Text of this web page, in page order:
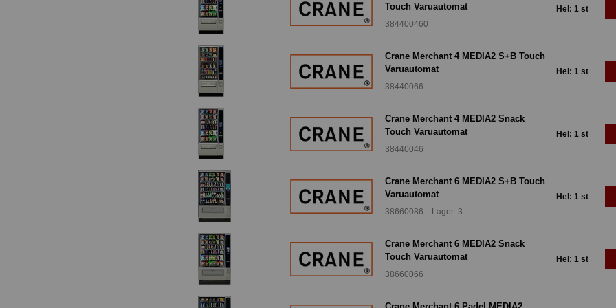
Touch Varuautomat
384400460
Hel: 1 st
Crane Merchant 4 MEDIA2 S+B Touch
Varuautomat
38440066
Hel: 1 st
Crane Merchant 4 MEDIA2 Snack
Touch Varuautomat
38440046
Hel: 1 st
Crane Merchant 6 MEDIA2 S+B Touch
Varuautomat
38660086 Lager: 3
Hel: 1 st
Crane Merchant 6 MEDIA2 Snack
Touch Varuautomat
38660066
Hel: 1 st